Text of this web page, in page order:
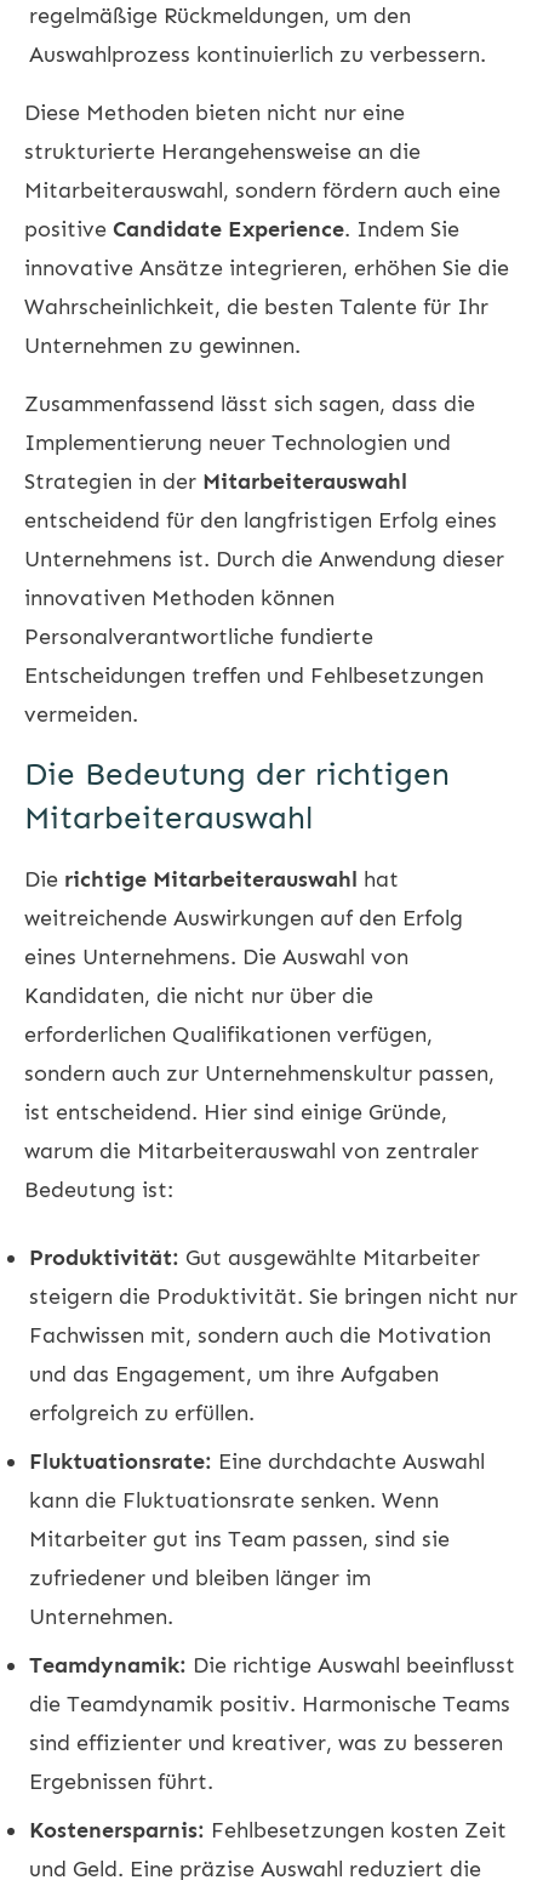
regelmäßige Rückmeldungen, um den
Auswahlprozess kontinuierlich zu verbessern.
Diese Methoden bieten nicht nur eine
strukturierte Herangehensweise an die
Mitarbeiterauswahl, sondern fördern auch eine
positive Candidate Experience. Indem Sie
innovative Ansätze integrieren, erhöhen Sie die
Wahrscheinlichkeit, die besten Talente für Ihr
Unternehmen zu gewinnen.
Zusammenfassend lässt sich sagen, dass die
Implementierung neuer Technologien und
Strategien in der Mitarbeiterauswahl
entscheidend für den langfristigen Erfolg eines
Unternehmens ist. Durch die Anwendung dieser
innovativen Methoden können
Personalverantwortliche fundierte
Entscheidungen treffen und Fehlbesetzungen
vermeiden.
Die Bedeutung der richtigen
Mitarbeiterauswahl
Die richtige Mitarbeiterauswahl hat
weitreichende Auswirkungen auf den Erfolg
eines Unternehmens. Die Auswahl von
Kandidaten, die nicht nur über die
erforderlichen Qualifikationen verfügen,
sondern auch zur Unternehmenskultur passen,
ist entscheidend. Hier sind einige Gründe,
warum die Mitarbeiterauswahl von zentraler
Bedeutung ist:
Produktivität: Gut ausgewählte Mitarbeiter
steigern die Produktivität. Sie bringen nicht nur
Fachwissen mit, sondern auch die Motivation
und das Engagement, um ihre Aufgaben
erfolgreich zu erfüllen.
Fluktuationsrate: Eine durchdachte Auswahl
kann die Fluktuationsrate senken. Wenn
Mitarbeiter gut ins Team passen, sind sie
zufriedener und bleiben länger im
Unternehmen.
Teamdynamik: Die richtige Auswahl beeinflusst
die Teamdynamik positiv. Harmonische Teams
sind effizienter und kreativer, was zu besseren
Ergebnissen führt.
Kostenersparnis: Fehlbesetzungen kosten Zeit
und Geld. Eine präzise Auswahl reduziert die